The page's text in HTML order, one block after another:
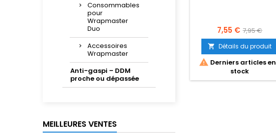
Consommables
pour
Wrapmaster
Duo
Accessoires
Wrapmaster
Anti-gaspi – DDM
proche ou dépassée
MEILLEURES VENTES
Prix
7,55 € Prix
de
base
7,95 €
 Détails du produit
 Derniers articles en
stock